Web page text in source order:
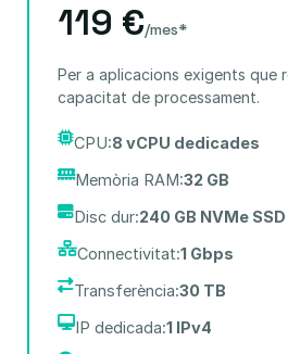
119 €/mes*
Per a aplicacions exigents que
capacitat de processament.
CPU:8 vCPU dedicades
Memòria RAM:32 GB
Disc dur:240 GB NVMe SSD
Connectivitat:1 Gbps
Transferència:30 TB
IP dedicada:1 IPv4